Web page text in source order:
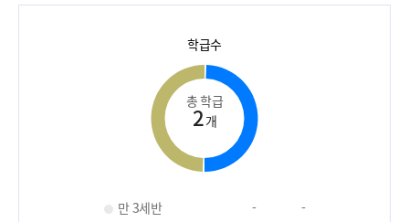
학급수
총 학급
2개
만 3세반 -
-